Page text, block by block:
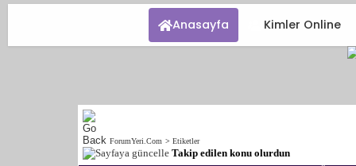
Anasayfa Kimler Online
ForumYeri.Com > Etiketler
Takip edilen konu olurdun